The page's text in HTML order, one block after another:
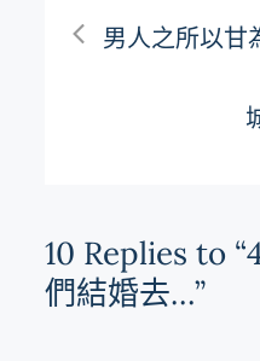
文
覽
男人之所以甘
10 Replies to
們結婚去…”